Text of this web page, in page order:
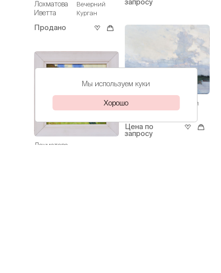
Лохматова
Иветта
Вечерний
Курган
Продано
Лохматова
запросу
Лохматова
Иветта
Кубанский
день
Цена по
запросу
Мы используем куки
Хорошо